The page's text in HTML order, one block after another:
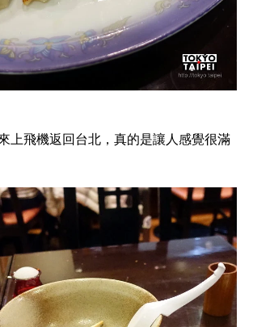
上飛機返回台北，真的是讓人感覺很滿